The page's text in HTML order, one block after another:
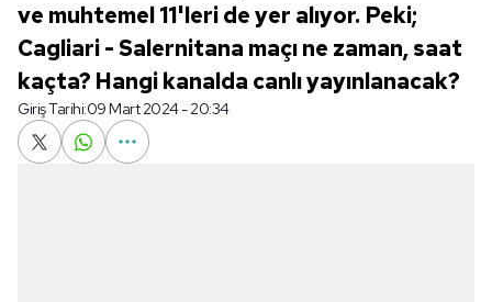
ve muhtemel 11'leri de yer alıyor. Peki;
Cagliari - Salernitana maçı ne zaman, saat
kaçta? Hangi kanalda canlı yayınlanacak?
Giriş Tarihi:09 Mart 2024 - 20:34